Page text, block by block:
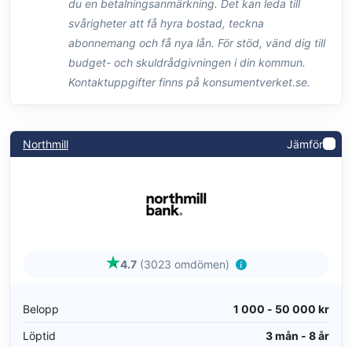
du en betalningsanmärkning. Det kan leda till
svårigheter att få hyra bostad, teckna
abonnemang och få nya lån. För stöd, vänd dig till
budget- och skuldrådgivningen i din kommun.
Kontaktuppgifter finns på konsumentverket.se.
Northmill Jämför
4.7 (3023 omdömen)
Belopp
1 000 - 50 000 kr
Löptid
3 mån - 8 år